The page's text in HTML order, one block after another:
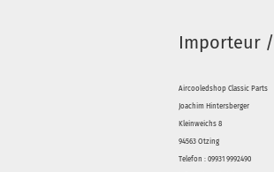
Importeur
Aircooledshop Classic Parts
Joachim Hintersberger
Kleinweichs 8
94563 Otzing
Telefon : 09931 9992490